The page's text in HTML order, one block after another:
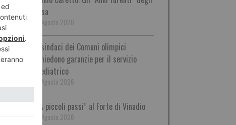
Usa
7 Agosto 2026
I sindaci dei Comuni olimpici
chiedono garanzie per il servizio
pediatrico
7 Agosto 2026
“A piccoli passi” al Forte di Vinadio
7 Agosto 2026